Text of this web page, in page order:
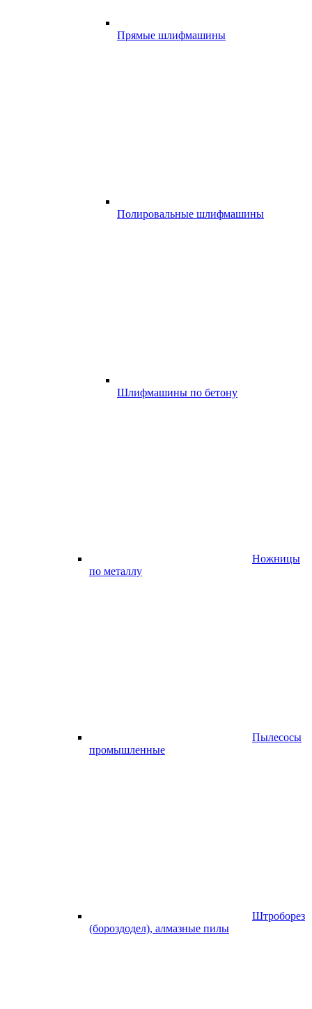
Прямые шлифмашины
Полировальные шлифмашины
Шлифмашины по бетону
Ножницы
по металлу
Пылесосы
промышленные
Штроборез
(бороздодел), алмазные пилы